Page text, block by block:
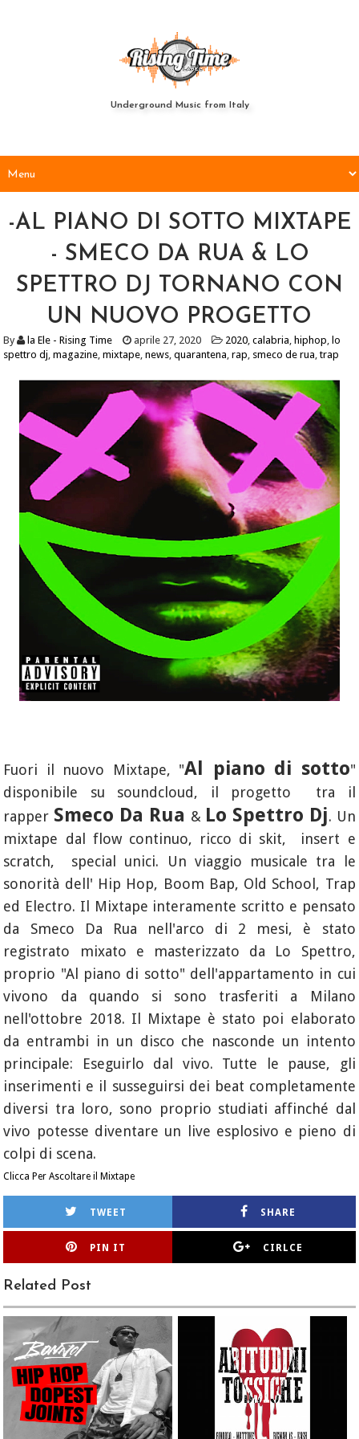
Underground Music from Italy
-AL PIANO DI SOTTO MIXTAPE
- SMECO DA RUA & LO
SPETTRO DJ TORNANO CON
UN NUOVO PROGETTO
By la Ele - Rising Time aprile 27, 2020 2020,calabria, hiphop, lo
spettro dj,magazine,mixtape,news,quarantena,rap, smeco de rua,trap
Fuori il nuovo Mixtape, "Al piano di sotto"
disponibile su soundcloud, il progetto tra il
rapper Smeco Da Rua & Lo Spettro Dj. Un
mixtape dal flow continuo, ricco di skit, insert e
scratch, special unici. Un viaggio musicale tra le
sonorità dell' Hip Hop, Boom Bap, Old School, Trap
ed Electro. Il Mixtape interamente scritto e pensato
da Smeco Da Rua nell'arco di 2 mesi, è stato
registrato mixato e masterizzato da Lo Spettro,
proprio "Al piano di sotto" dell'appartamento in cui
vivono da quando si sono trasferiti a Milano
nell'ottobre 2018. Il Mixtape è stato poi elaborato
da entrambi in un disco che nasconde un intento
principale: Eseguirlo dal vivo. Tutte le pause, gli
inserimenti e il susseguirsi dei beat completamente
diversi tra loro, sono proprio studiati affinché dal
vivo potesse diventare un live esplosivo e pieno di
colpi di scena.
Clicca Per Ascoltare il Mixtape
TWEET SHARE
PIN IT CIRLCE
Related Post